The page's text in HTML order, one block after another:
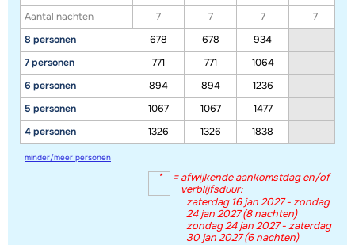
materiaal.
Toon alle accommodaties in dit gebied
Deze kaart geeft een indicatie van de ligging van onze accommodaties. De
exacte locatie kan enigszins afwijken.
Aantal nachten
8 personen
7 personen
6 personen
5 personen
4 personen
7
7 7
7
678
678
934
771
771
1064
894
894
1236
1067
1067
1477
1326
1326 1838
minder/meer personen
* =afwijkende aankomstdag en/of
verblijfsduur:
zaterdag 16 jan 2027 - zondag
24 jan 2027 (8 nachten)
zondag 24 jan 2027 - zaterdag
30 jan 2027 (6 nachten)